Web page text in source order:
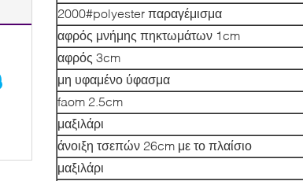
2000#polyester παραγέμισμα
αφρός μνήμης πηκτωμάτων 1cm
αφρός 3cm
μη υφαμένο ύφασμα
faom 2.5cm
μαξιλάρι
άνοιξη τσεπών 26cm με το πλαίσιο
μαξιλάρι